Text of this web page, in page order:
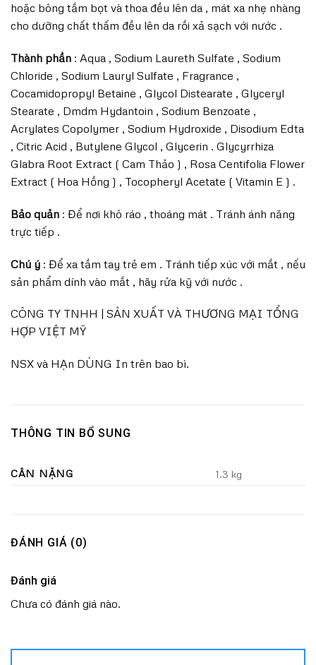
hoặc bông tắm bọt và thoa đều lên da , mát xa nhẹ nhàng
cho dưỡng chất thấm đều lên da rồi xả sạch với nước .
Thành phần : Aqua , Sodium Laureth Sulfate , Sodium
Chloride , Sodium Lauryl Sulfate , Fragrance ,
Cocamidopropyl Betaine , Glycol Distearate , Glyceryl
Stearate , Dmdm Hydantoin , Sodium Benzoate ,
Acrylates Copolymer , Sodium Hydroxide , Disodium Edta
, Citric Acid , Butylene Glycol , Glycerin . Glycyrrhiza
Glabra Root Extract ( Cam Thảo ) , Rosa Centifolia Flower
Extract ( Hoa Hồng ) , Tocopheryl Acetate ( Vitamin E ) .
Bảo quản : Để nơi khô ráo , thoáng mát . Tránh ánh năng
trực tiếp .
Chú ý : Để xa tầm tay trẻ em . Tránh tiếp xúc với mắt , nếu
sản phẩm dính vào mắt , hãy rửa kỹ với nước .
CÔNG TY TNHH | SẢN XUẤT VÀ THƯƠNG MẠI TỔNG
HỢP VIỆT MỸ
NSX và HẠn DÙNG In trên bao bì.
THÔNG TIN BỔ SUNG
CÂN NẶNG 1.3 kg
ĐÁNH GIÁ (0)
Đánh giá
Chưa có đánh giá nào.